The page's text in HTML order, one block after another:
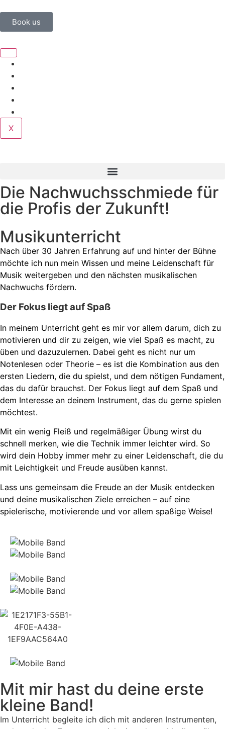
Book us
X
Die Nachwuchsschmiede für
die Profis der Zukunft!
Musikunterricht
Nach über 30 Jahren Erfahrung auf und hinter der Bühne
möchte ich nun mein Wissen und meine Leidenschaft für
Musik weitergeben und den nächsten musikalischen
Nachwuchs fördern.
Der Fokus liegt auf Spaß
In meinem Unterricht geht es mir vor allem darum, dich zu
motivieren und dir zu zeigen, wie viel Spaß es macht, zu
üben und dazuzulernen. Dabei geht es nicht nur um
Notenlesen oder Theorie – es ist die Kombination aus den
ersten Liedern, die du spielst, und dem nötigen Fundament,
das du dafür brauchst. Der Fokus liegt auf dem Spaß und
dem Interesse an deinem Instrument, das du gerne spielen
möchtest.
Mit ein wenig Fleiß und regelmäßiger Übung wirst du
schnell merken, wie die Technik immer leichter wird. So
wird dein Hobby immer mehr zu einer Leidenschaft, die du
mit Leichtigkeit und Freude ausüben kannst.
Lass uns gemeinsam die Freude an der Musik entdecken
und deine musikalischen Ziele erreichen – auf eine
spielerische, motivierende und vor allem spaßige Weise!
Mit mir hast du deine erste
kleine Band!
Im Unterricht begleite ich dich mit anderen Instrumenten,